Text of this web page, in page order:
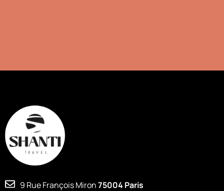
9 Rue François Miron75004 Paris